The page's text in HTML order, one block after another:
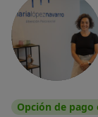
Opción de pago